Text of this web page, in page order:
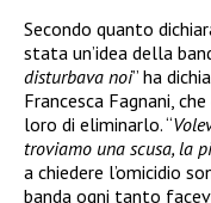
Secondo quanto
stata un’idea della
disturbava noi” ha
Francesca Fagnani,
loro di eliminarlo. “
troviamo una scusa, la
a chiedere l’omicidio
banda ogni tanto